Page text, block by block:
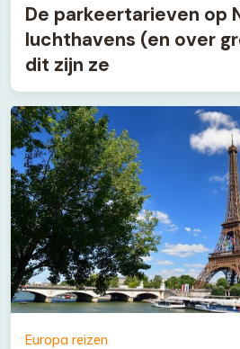
De parkeertarieven op
luchthavens (en over
dit zijn ze
Europa reizen